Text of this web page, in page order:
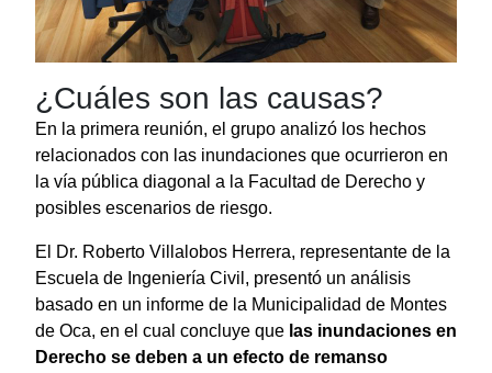
¿Cuáles son las causas?
En la primera reunión, el grupo analizó los hechos
relacionados con las inundaciones que ocurrieron en
la vía pública diagonal a la Facultad de Derecho y
posibles escenarios de riesgo.
El Dr. Roberto Villalobos Herrera, representante de la
Escuela de Ingeniería Civil, presentó un análisis
basado en un informe de la Municipalidad de Montes
de Oca, en el cual concluye que las inundaciones en
Derecho se deben a un efecto de remanso